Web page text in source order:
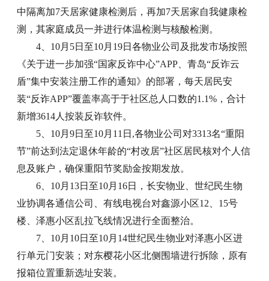
中隔离加7天居家健康检测后，再加7天居家自我健康检
测，其家庭成员一并进行体温检测与核酸检测。
4、10月5日至10月19日各物业公司及批发市场按照
《关于进一步加强“国家反诈中心”APP、青岛“反诈云
盾”集中安装注册工作的通知》的部署，每天居民安
装“反诈APP”覆盖率高于于社区总人口数的1.1%，合计
新增3614人按装反诈软件。
5、10月9日至10月11日,各物业公司对3313名“重阳
节”前达到法定退休年龄的“村改居”社区居民核对个人信
息及账户，确保重阳节奖励金按期发放。
6、10月13日至10月16日，长安物业、世纪民生物
业协调各通信公司、有线电视台对鑫源小区12、15号
楼、泽惠小区乱拉飞线情况进行全面整治。
7、10月10日至10月14世纪民生物业对泽惠小区进
行单元门安装；对东樱花小区北侧围墙进行拆除，原有
报箱位置重新选址安装。